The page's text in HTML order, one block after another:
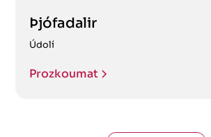
Þjófadalir
Údolí
Prozkoumat